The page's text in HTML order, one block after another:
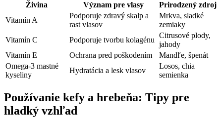
Živina Význam pre vlasy
Prirodzený zdroj
Vitamín A
Podporuje zdravý skalp a
rast vlasov
Mrkva, sladké
zemiaky
Vitamín C
Podporuje tvorbu kolagénu
Citrusové plody,
jahody
Vitamín E
Ochrana pred poškodením
Mandľe, špenát
Omega-3 mastné
kyseliny
Hydratácia a lesk vlasov
Losos, chia
semienka
Používanie kefy a hrebeňa: Tipy pre
hladký vzhľad